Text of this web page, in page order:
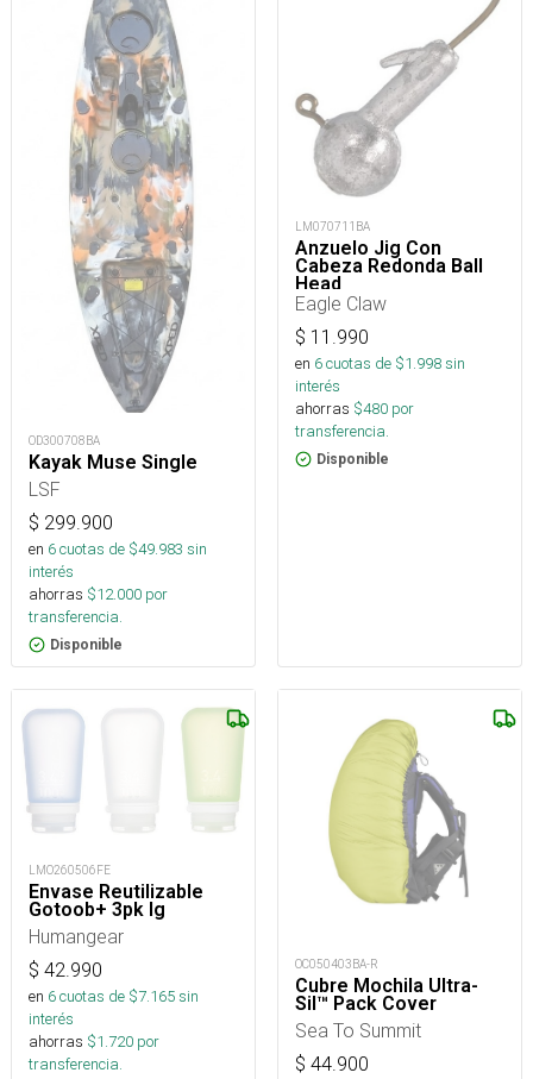
OD300708BA
Kayak Muse Single
LSF
$ 299.900
en 6cuotas de $49.983 sin
interés
ahorras $12.000 por
transferencia.
Disponible
LM070711BA
Anzuelo Jig Con
Cabeza Redonda Ball
Head
Eagle Claw
$ 11.990
en 6cuotas de $1.998sin
interés
ahorras $480 por
transferencia.
Disponible
LMO260506FE
Envase Reutilizable
Gotoob+ 3pk lg
Humangear
$ 42.990
en 6cuotas de $7.165sin
interés
ahorras $1.720 por
transferencia.
OC050403BA-R
Cubre Mochila Ultra-
Sil™ Pack Cover
Sea To Summit
$ 44.900